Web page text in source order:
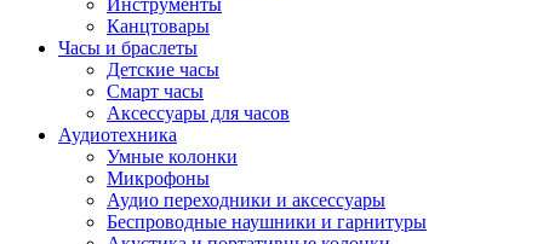
Инструменты
Канцтовары
Часы и браслеты
Детские часы
Смарт часы
Аксессуары для часов
Аудиотехника
Умные колонки
Микрофоны
Аудио переходники и аксессуары
Беспроводные наушники и гарнитуры